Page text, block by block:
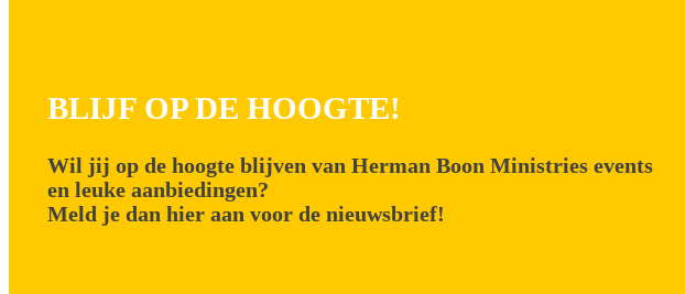
BLIJF OP DE HOOGTE!
Wil jij op de hoogte blijven van Herman Boon Ministries events
en leuke aanbiedingen?
Meld je dan hier aan voor de nieuwsbrief!